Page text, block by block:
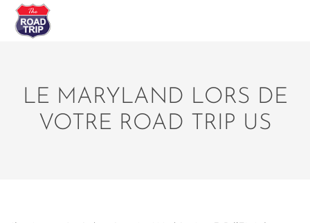
LE MARYLAND LORS DE
VOTRE ROAD TRIP US